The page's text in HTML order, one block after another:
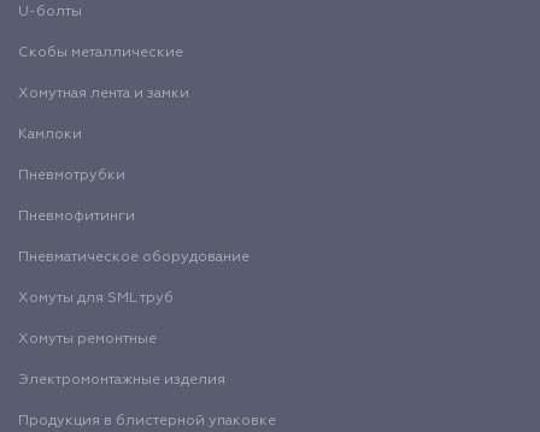
U-болты
Скобы металлические
Хомутная лента и замки
Камлоки
Пневмотрубки
Пневмофитинги
Пневматическое оборудование
Хомуты для SML труб
Хомуты ремонтные
Электромонтажные изделия
Продукция в блистерной упаковке